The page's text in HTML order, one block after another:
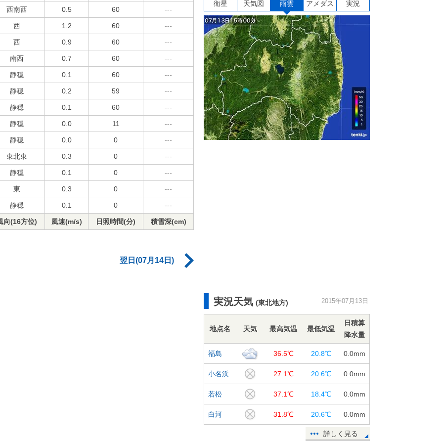
西南西 0.5 60 ---
西 1.2 60 ---
西 0.9 60 ---
南西 0.7 60 ---
静穏 0.1 60 ---
静穏 0.2 59 ---
静穏 0.1 60 ---
静穏 0.0 11 ---
静穏 0.0 0 ---
東北東 0.3 0 ---
静穏 0.1 0 ---
東 0.3 0 ---
静穏 0.1 0 ---
向(16方位) 風速(m/s) 日照時間(分) 積雪深(cm)
翌日(07月14日)
衛星 天気図 雨雲 アメダス 実況
実況天気 (東北地方) 2015年07月13日
地点名 天気 最高気温 最低気温
日積算
降水量
福島 36.5℃ 20.8℃ 0.0mm
小名浜 27.1℃ 20.6℃ 0.0mm
若松 37.1℃ 18.4℃ 0.0mm
白河 31.8℃ 20.6℃ 0.0mm
詳しく見る